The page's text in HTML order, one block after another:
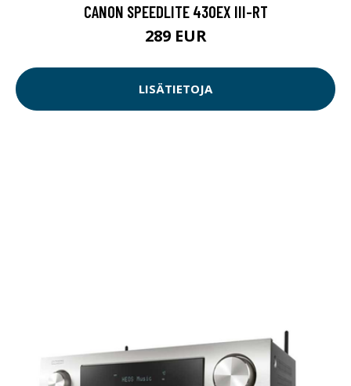
CANON SPEEDLITE 430EX III-RT
289 EUR
LISÄTIETOJA